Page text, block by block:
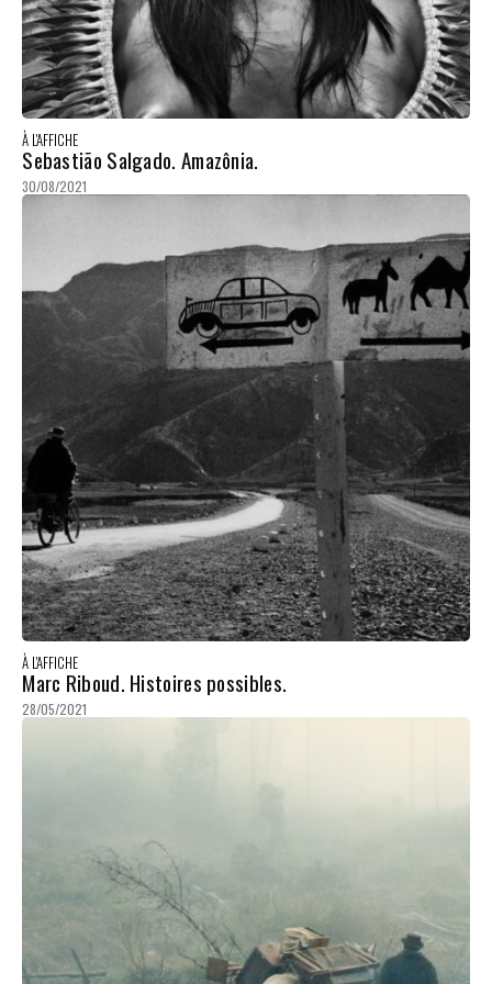
À L'AFFICHE
Sebastião Salgado. Amazônia.
30/08/2021
À L'AFFICHE
Marc Riboud. Histoires possibles.
28/05/2021